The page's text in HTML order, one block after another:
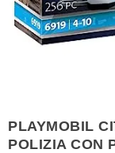
PLAYMOBIL
POLIZIA CON